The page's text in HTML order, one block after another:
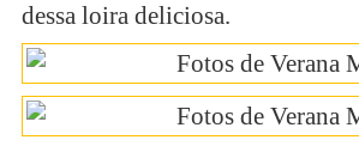
dessa loira deliciosa.